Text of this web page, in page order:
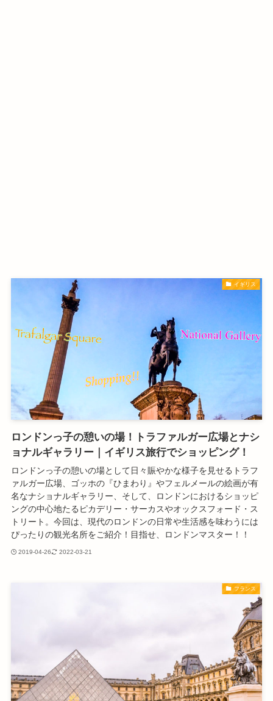
イギリス
ロンドンっ子の憩いの場！トラファルガー広場とナシ
ョナルギャラリー｜イギリス旅行でショッピング！
ロンドンっ子の憩いの場として日々賑やかな様子を見せるトラフ
ァルガー広場、ゴッホの『ひまわり』やフェルメールの絵画が有
名なナショナルギャラリー、そして、ロンドンにおけるショッピ
ングの中心地たるピカデリー・サーカスやオックスフォード・ス
トリート。今回は、現代のロンドンの日常や生活感を味わうには
ぴったりの観光名所をご紹介！目指せ、ロンドンマスター！！
2019-04-26 2022-03-21
フランス